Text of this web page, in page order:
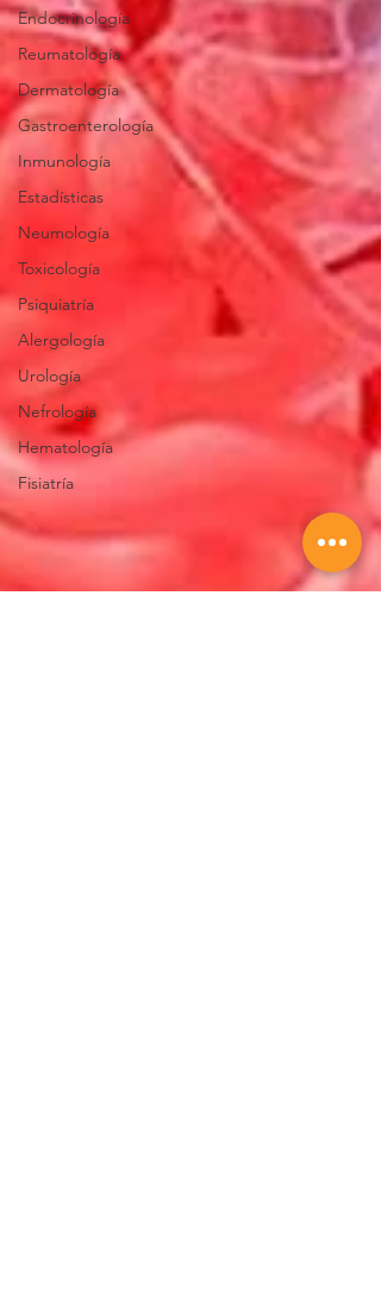
Endocrinología
Reumatología
Dermatología
Gastroenterología
Inmunología
Estadísticas
Neumología
Toxicología
Psiquiatría
Alergología
Urología
Nefrología
Hematología
Fisiatría